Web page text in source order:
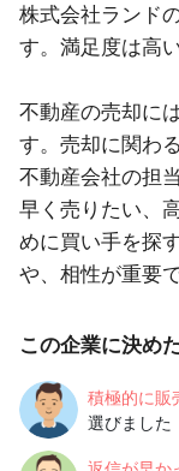
株式会社ランド
す。満足度は高
不動産の売却に
す。売却に関わ
不動産会社の担
早く売りたい、
めに買い手を探
や、相性が重要で
この企業に決め
積極的に販
選びました